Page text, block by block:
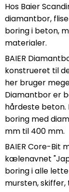
Hos Baier
diamantbor,
boring i beton,
materialer.
BAIER
konstrueret til
her bruger
Diamantbor er
hårdeste beton.
boring med
mm til 400 mm.
BAIER Core-Bit
kælenavnet
boring i alle
mursten,